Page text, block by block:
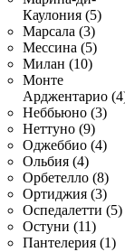
Каулония (5)
Марсала (3)
Мессина (5)
Милан (10)
Монте
Арджентарио
Неббьюно (3)
Неттуно (9)
Оджеббио (4)
Ольбия (4)
Орбетелло (8)
Ортиджия (3)
Оспедалетти (5)
Остуни (11)
Пантелерия (1)